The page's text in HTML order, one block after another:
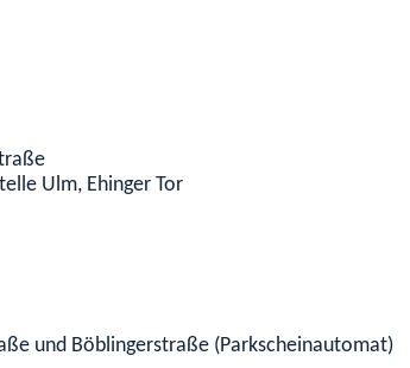
Ulm, Ehinger Tor
und Böblingerstraße (Parkscheinautomat)